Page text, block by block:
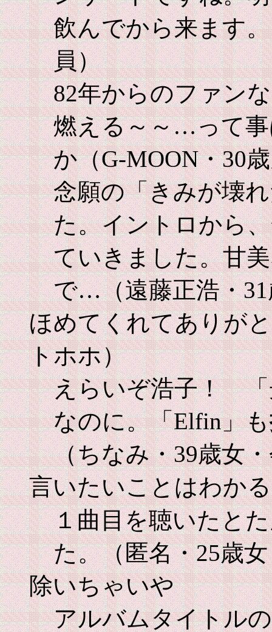
飲んでから来ます
員）
82年からのファン
燃える～～…って
か（G-MOON・30
念願の「きみが壊
た。イントロから
ていきました。甘
で…（遠藤正浩・
ほめてくれてありが
トホホ）
えらいぞ浩子！ 「
なのに。「Elfin」も
（ちなみ・39歳女
言いたいことはわか
１曲目を聴いたと
た。（匿名・25歳
除いちゃいや
アルバムタイトル